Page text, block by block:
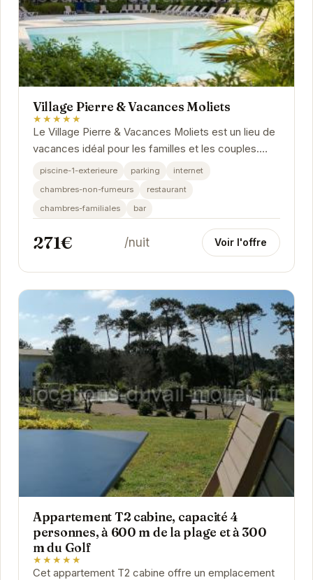
Village Pierre & Vacances Moliets
★★★★★
Le Village Pierre & Vacances Moliets est un lieu de
vacances idéal pour les familles et les couples.
Avec ses nombreuses activités et son...
piscine-1-exterieure parking
internet
chambres-non-fumeurs
restaurant
chambres-familiales
bar
271€ /nuit Voir l'offre
Appartement T2 cabine, capacité 4
personnes, à 600 m de la plage et à 300
m du Golf
★★★★★
Cet appartement T2 cabine offre un emplacement